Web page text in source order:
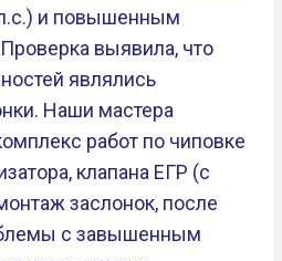
и повышенным
выявила, что
являлись
Наши мастера
работ по чиповке
клапана ЕГР (с
заслонок, после
с завышенным